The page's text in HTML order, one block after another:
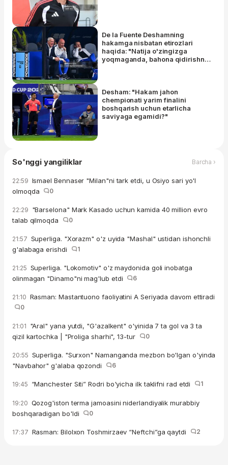
De la Fuente Deshamning
hakamga nisbatan etirozlari
haqida: "Natija o'zingizga
yoqmaganda, bahona qidirishni
Desham: "Hakam jahon
chempionati yarim finalini
boshqarish uchun etarlicha
saviyaga egamidi?"
So'nggi yangiliklar Barcha ›
22:59 Ismael Bennaser "Milan"ni tark etdi, u Osiyo sari yo'l
olmoqda
0
22:29 "Barselona" Mark Kasado uchun kamida 40 million evro
talab qilmoqda
0
21:57 Superliga. "Xorazm" o'z uyida "Mashal" ustidan ishonchli
g'alabaga erishdi
1
21:25 Superliga. "Lokomotiv" o'z maydonida goli inobatga
olinmagan "Dinamo"ni mag'lub etdi
6
21:10 Rasman: Mastantuono faoliyatini A Seriyada davom ettiradi
0
21:01 "Aral" yana yutdi, "G'azalkent" o'yinida 7 ta gol va 3 ta
qizil kartochka | "Proliga sharhi", 13-tur
0
20:55 Superliga. "Surxon" Namanganda mezbon bo'lgan o'yinda
"Navbahor" g'alaba qozondi
6
19:45 “Manchester Siti” Rodri bo'yicha ilk taklifni rad etdi 1
19:20 Qozog'iston terma jamoasini niderlandiyalik murabbiy
boshqaradigan bo'ldi
0
17:37 Rasman: Bilolxon Toshmirzaev “Neftchi”ga qaytdi 2